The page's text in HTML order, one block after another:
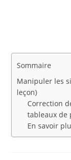
Sommaire
Manipuler les
leçon)
Correction
tableaux de
En savoir